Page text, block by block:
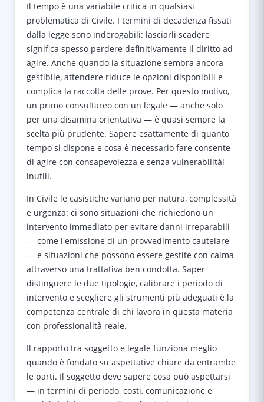
Il tempo è una variabile critica in qualsiasi
problematica di Civile. I termini di decadenza fissati
dalla legge sono inderogabili: lasciarli scadere
significa spesso perdere definitivamente il diritto ad
agire. Anche quando la situazione sembra ancora
gestibile, attendere riduce le opzioni disponibili e
complica la raccolta delle prove. Per questo motivo,
un primo consultareo con un legale — anche solo
per una disamina orientativa — è quasi sempre la
scelta più prudente. Sapere esattamente di quanto
tempo si dispone e cosa è necessario fare consente
di agire con consapevolezza e senza vulnerabilitài
inutili.
In Civile le casistiche variano per natura, complessità
e urgenza: ci sono situazioni che richiedono un
intervento immediato per evitare danni irreparabili
— come l'emissione di un provvedimento cautelare
— e situazioni che possono essere gestite con calma
attraverso una trattativa ben condotta. Saper
distinguere le due tipologie, calibrare i periodo di
intervento e scegliere gli strumenti più adeguati è la
competenza centrale di chi lavora in questa materia
con professionalità reale.
Il rapporto tra soggetto e legale funziona meglio
quando è fondato su aspettative chiare da entrambe
le parti. Il soggetto deve sapere cosa può aspettarsi
— in termini di periodo, costi, comunicazione e